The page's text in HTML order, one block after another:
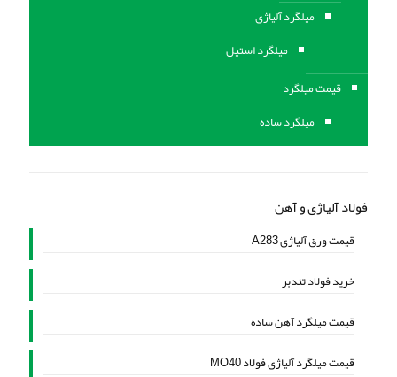
ميلگرد آلیاژی
میلگرد استیل
قیمت میلگرد
میلگرد ساده
فولاد آلیاژی و آهن
قیمت ورق آلیاژی A283
خرید فولاد تندبر
قیمت میلگرد آهن ساده
قیمت میلگرد آلیاژی فولاد MO40